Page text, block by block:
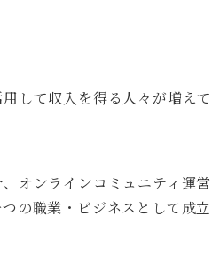
て収入を得る人々が増え
オンラインコミュニティ運営
の職業・ビジネスとして成